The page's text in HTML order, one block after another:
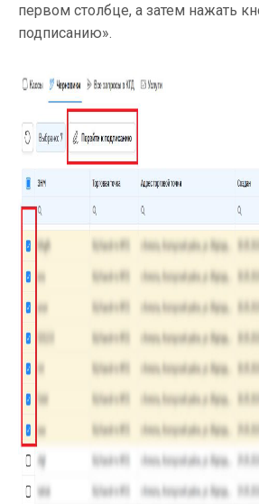
первом столбце, а затем нажать
подписанию».